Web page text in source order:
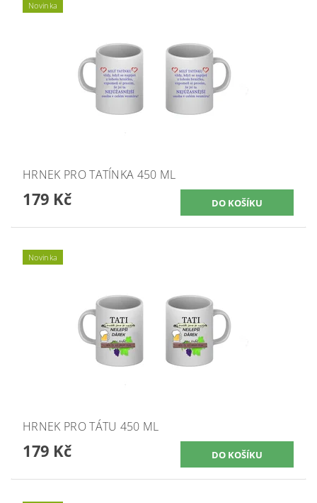
Novinka
HRNEK PRO TATÍNKA 450 ML
179 Kč
Novinka
HRNEK PRO TÁTU 450 ML
179 Kč